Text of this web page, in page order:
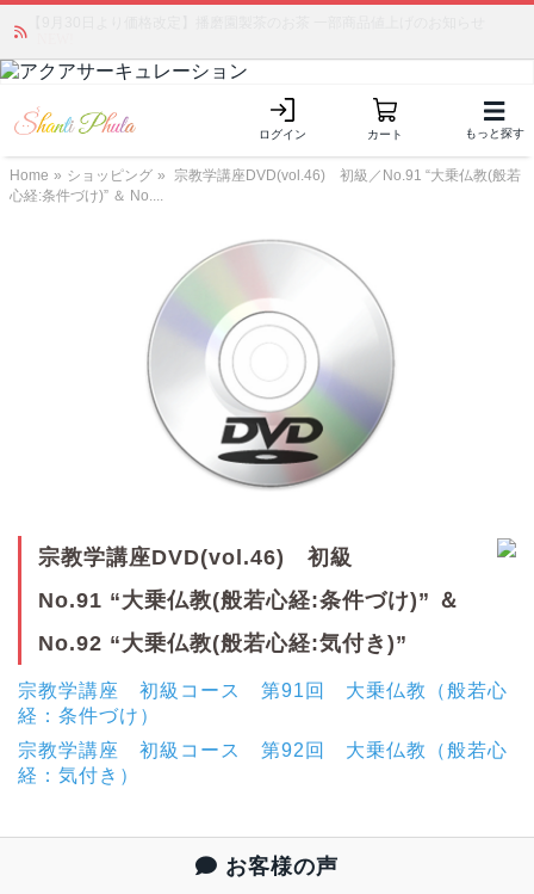
ログイン カート もっと探す
Home » ショッピング »
宗教学講座DVD(vol.46) 初級／No.91 “大乗仏教(般若
心経:条件づけ)” ＆ No....
宗教学講座DVD(vol.46) 初級
No.91 “大乗仏教(般若心経:条件づけ)” ＆
No.92 “大乗仏教(般若心経:気付き)”
宗教学講座 初級コース 第91回 大乗仏教（般若心
経：条件づけ）
宗教学講座 初級コース 第92回 大乗仏教（般若心
経：気付き）
お客様の声